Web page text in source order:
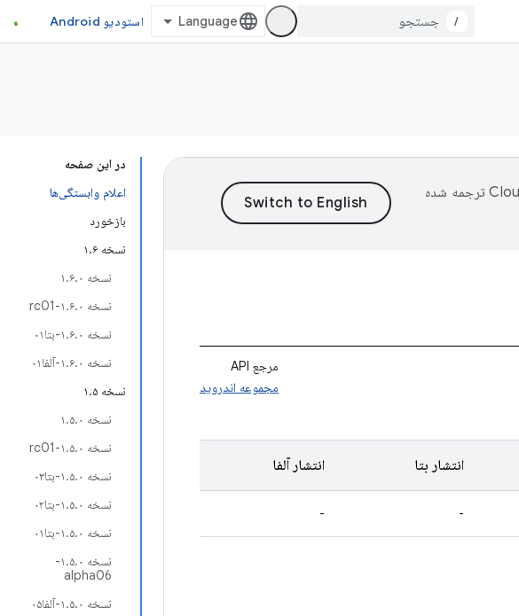
/ استودیو Android
در این صفحه
اعلام وابستگی‌ها
بازخورد
نسخه ۱.۶
نسخه ۱.۶.۰
نسخه ۱.۶.۰-rc01
نسخه ۱.۶.۰-بتا۰۱
نسخه ۱.۶.۰-آلفا۰۱
نسخه ۱.۵
نسخه ۱.۵.۰
نسخه ۱.۵.۰-rc01
نسخه ۱.۵.۰-بتا۰۳
نسخه ۱.۵.۰-بتا۰۲
نسخه ۱.۵.۰-بتا۰۱
نسخه ۱.۵.۰-
alpha06
نسخه ۱.۵.۰-آلفا۰۵
ترجمه شده
مرجع API
مجموعه اندروید
انتشار بتا انتشار آلفا
-
-